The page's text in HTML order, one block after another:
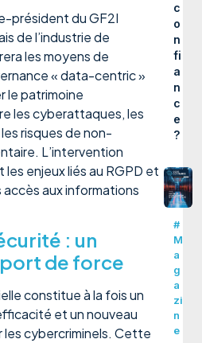
président du GF2I
de l’industrie de
les moyens de
« data-centric »
le patrimoine
les cyberattaques, les
risques de non-
L’intervention
enjeux liés au RGPD et
accès aux informations
: un
de force
constitue à la fois un
et un nouveau
les cybercriminels. Cette
c
o
n
fi
a
n
c
e
?
#
M
a
g
a
zi
n
e